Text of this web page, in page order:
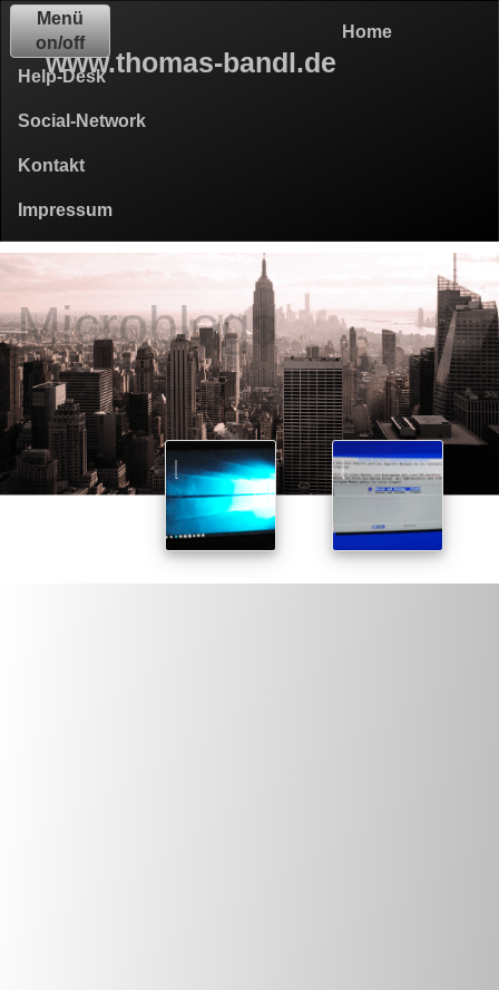
www.thomas-bandl.de
Home
Help-Desk
Social-Network
Kontakt
Impressum
Menü
on/off
Microblogs